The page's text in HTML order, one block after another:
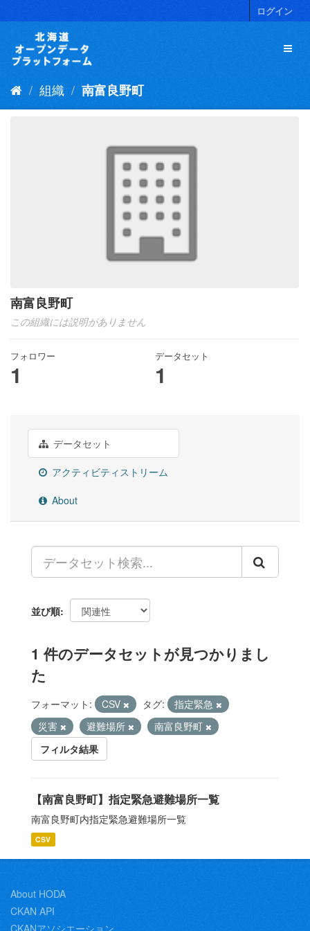
キ
ログイン
組織 南富良野町
南富良野町
この組織には説明がありません
フォロワー
1
データセット
1
データセット
アクティビティストリーム
About
並び順
1 件のデータセットが見つかりまし
た
フォーマット: CSV タグ:
指定緊急
災害
避難場所
南富良野町
フィルタ結果
【南富良野町】指定緊急避難場所一覧
南富良野町内指定緊急避難場所一覧
CSV
About HODA
CKAN API